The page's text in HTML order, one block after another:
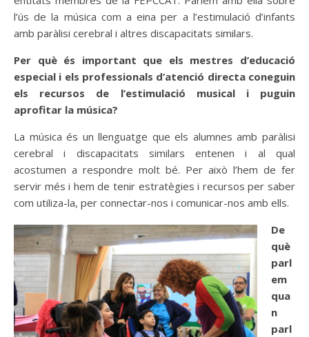
l’ús de la música com a eina per a l’estimulació d’infants
amb paràlisi cerebral i altres discapacitats similars.
Per què és important que els mestres d’educació
especial i els professionals d’atenció directa coneguin
els recursos de l’estimulació musical i puguin
aprofitar la música?
La música és un llenguatge que els alumnes amb paràlisi
cerebral i discapacitats similars entenen i al qual
acostumen a respondre molt bé. Per això l’hem de fer
servir més i hem de tenir estratègies i recursos per saber
com utiliza-la, per connectar-nos i comunicar-nos amb ells.
De
què
parl
em
qua
n
parl